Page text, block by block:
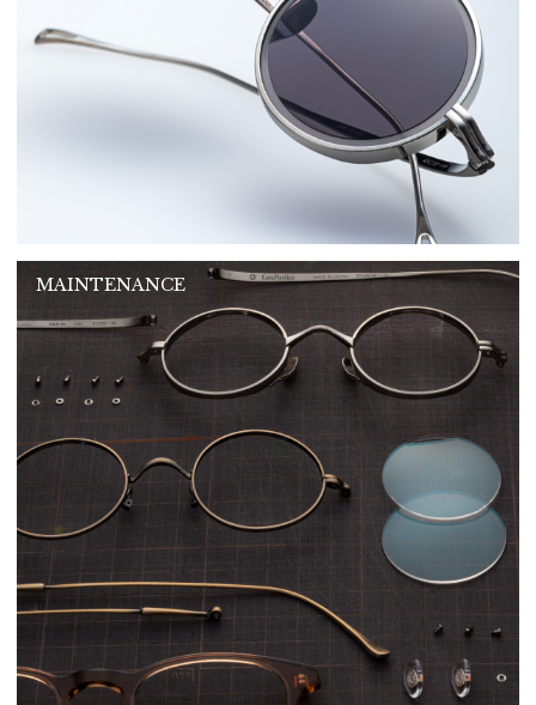
MAINTENANCE